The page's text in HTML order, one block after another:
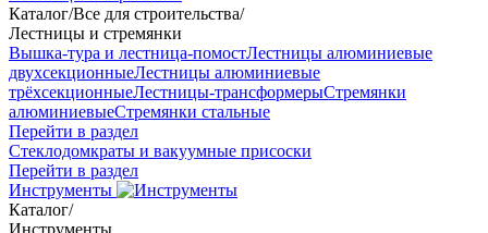
Каталог/Все для строительства/
Лестницы и стремянки
Вышка-тура и лестница-помостЛестницы алюминиевые
двухсекционныеЛестницы алюминиевые
трёхсекционныеЛестницы-трансформерыСтремянки
алюминиевыеСтремянки стальные
Перейти в раздел
Стеклодомкраты и вакуумные присоски
Перейти в раздел
Инструменты
Каталог/
Инструменты